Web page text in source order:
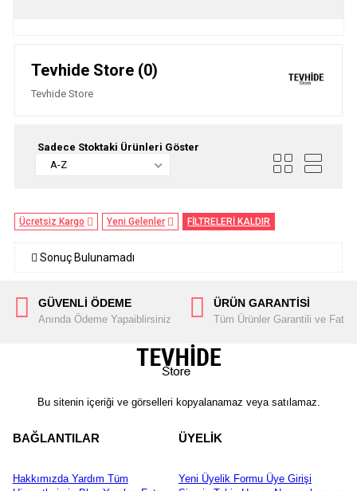
Tevhide Store (0)
Tevhide Store
Sadece Stoktaki Ürünleri Göster
A-Z
Ücretsiz Kargo Yeni Gelenler FİLTRELERİ KALDIR
Sonuç Bulunamadı
GÜVENLİ ÖDEME
Anında Ödeme Yapaiblirsiniz
ÜRÜN GARANTİSİ
Tüm Ürünler Garantili ve
Bu sitenin içeriği ve görselleri kopyalanamaz veya satılamaz.
BAĞLANTILAR
HakkımızdaYardım Tüm
ÜYELİK
Yeni Üyelik Formu Üye Girişi